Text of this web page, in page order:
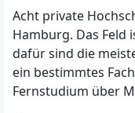
Acht private
Hamburg. Das Feld
dafür sind die
ein bestimmtes
Fernstudium über